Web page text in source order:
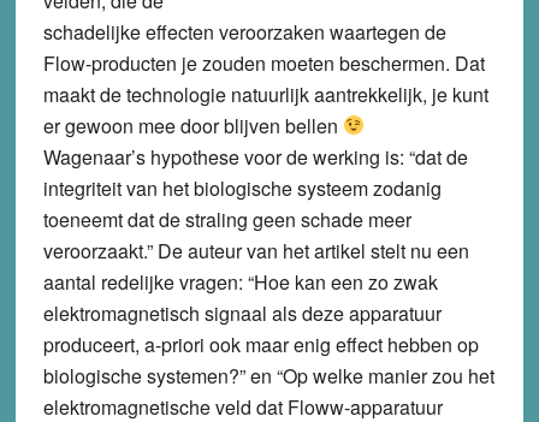
schadelijke effecten veroorzaken waartegen de
Flow-producten je zouden moeten beschermen. Dat
maakt de technologie natuurlijk aantrekkelijk, je kunt
er gewoon mee door blijven bellen
Wagenaar’s hypothese voor de werking is: “dat de
integriteit van het biologische systeem zodanig
toeneemt dat de straling geen schade meer
veroorzaakt.” De auteur van het artikel stelt nu een
aantal redelijke vragen: “Hoe kan een zo zwak
elektromagnetisch signaal als deze apparatuur
produceert, a-priori ook maar enig effect hebben op
biologische systemen?” en “Op welke manier zou het
elektromagnetische veld dat Floww-apparatuur